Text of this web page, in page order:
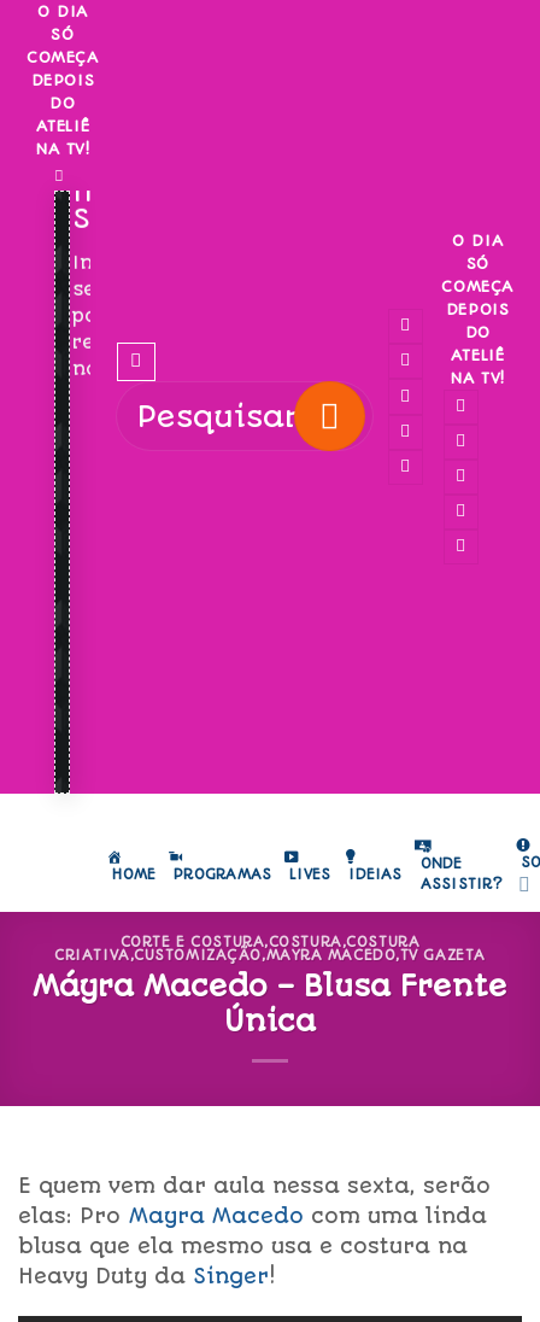
Skip
content
O DIA
SÓ
COMEÇA
DEPOIS
DO
ATELIÊ
NA TV!
INSCREVA-
SE!
Inscreva-
se
para
receber
novidades!
O DIA
SÓ
COMEÇA
DEPOIS
DO
ATELIÊ
NA TV!
HOME PROGRAMAS LIVES IDEIAS
ONDE
ASSISTIR?
CORTE E COSTURA,COSTURA,COSTURA
CRIATIVA,CUSTOMIZAÇÃO,MAYRA MACEDO,TV GAZETA
Máyra Macedo – Blusa Frente
Única
E quem vem dar aula nessa sexta, serão
elas: Pro Mayra Macedo com uma linda
blusa que ela mesmo usa e costura na
Heavy Duty da Singer!